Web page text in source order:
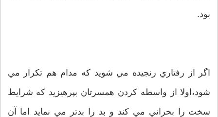
بود.
اگر از رفتاري رنجيده مي شويد که مدام هم تکرار مي
شود،اولا از واسطه کردن همسرتان بپرهيزيد که شرايط
سخت را بحراني مي کند و بد را بدتر مي نمايد اما آن